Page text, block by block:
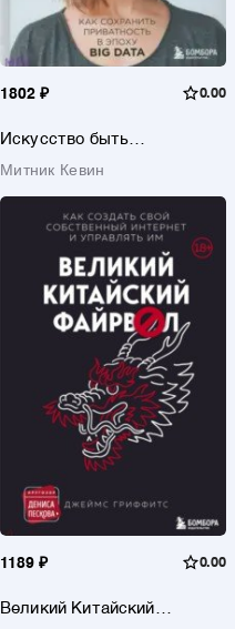
1802 ₽ 0.00
Искусство быть
приватность в эпоху Big
Митник Кевин
1189 ₽ 0.00
Великий Китайский